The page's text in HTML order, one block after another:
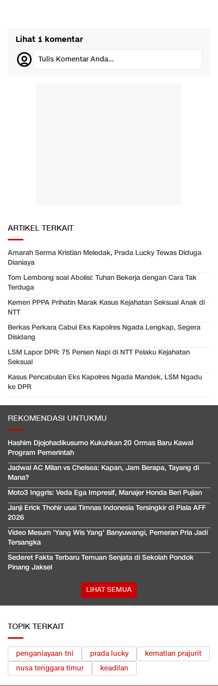
Lihat 1 komentar
Tulis Komentar Anda...
ARTIKEL TERKAIT
Amarah Serma Kristian Meledak, Prada Lucky Tewas Diduga
Dianiaya
Tom Lembong soal Abolisi: Tuhan Bekerja dengan Cara Tak
Terduga
Kemen PPPA Prihatin Marak Kasus Kejahatan Seksual Anak di
NTT
Berkas Perkara Cabul Eks Kapolres Ngada Lengkap, Segera
Disidang
LSM Lapor DPR: 75 Persen Napi di NTT Pelaku Kejahatan
Seksual
Kasus Pencabulan Eks Kapolres Ngada Mandek, LSM Ngadu
ke DPR
REKOMENDASI UNTUKMU
Hashim Djojohadikusumo Kukuhkan 20 Ormas Baru Kawal
Program Pemerintah
Jadwal AC Milan vs Chelsea: Kapan, Jam Berapa, Tayang di
Mana?
Moto3 Inggris: Veda Ega Impresif, Manajer Honda Beri Pujian
Janji Erick Thohir usai Timnas Indonesia Tersingkir di Piala AFF
2026
Video Mesum 'Yang Wis Yang' Banyuwangi, Pemeran Pria Jadi
Tersangka
Sederet Fakta Terbaru Temuan Senjata di Sekolah Pondok
Pinang Jaksel
LIHAT SEMUA
TOPIK TERKAIT
penganiayaan tni prada lucky
kematian prajurit
nusa tenggara timur
keadilan